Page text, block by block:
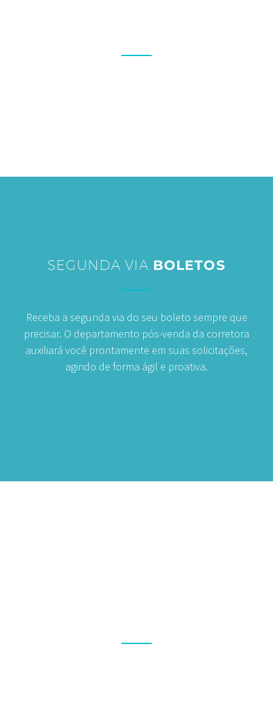
SEGUNDA VIA BOLETOS
Receba a segunda via do seu boleto sempre que
precisar. O departamento pós-venda da corretora
auxiliará você prontamente em suas solicitações,
agindo de forma ágil e proativa.